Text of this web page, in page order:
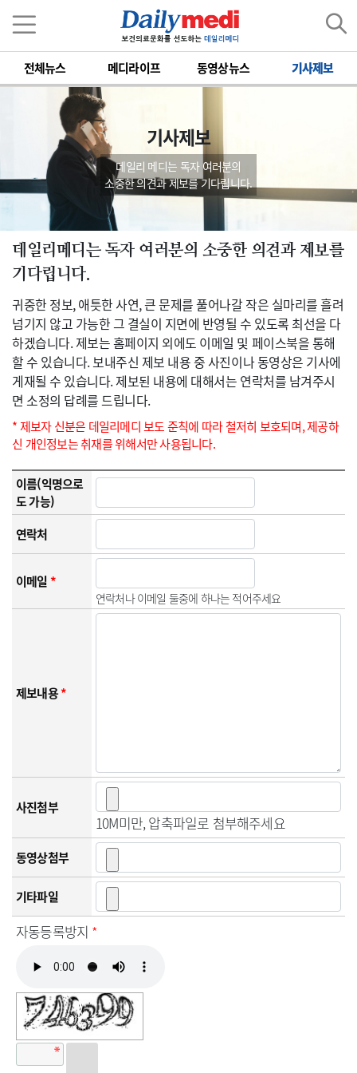
전체뉴스 메디라이프 동영상뉴스 기사제보
기사제보
데일리 메디는 독자 여러분의
소중한 의견과 제보를 기다립니다.
데일리메디는 독자 여러분의 소중한 의견과 제보를
기다립니다.
귀중한 정보, 애틋한 사연, 큰 문제를 풀어나갈 작은 실마리를 흘려
넘기지 않고 가능한 그 결실이 지면에 반영될 수 있도록 최선을 다
하겠습니다. 제보는 홈페이지 외에도 이메일 및 페이스북을 통해
할 수 있습니다. 보내주신 제보 내용 중 사진이나 동영상은 기사에
게재될 수 있습니다. 제보된 내용에 대해서는 연락처를 남겨주시
면 소정의 답례를 드립니다.
* 제보자 신분은 데일리메디 보도 준칙에 따라 철저히 보호되며, 제공하
신 개인정보는 취재를 위해서만 사용됩니다.
이름(익명으로
도 가능)
연락처
이메일*
연락처나 이메일 둘중에 하나는 적어주세요
제보내용*
사진첨부
10M미만, 압축파일로 첨부해주세요
동영상첨부
기타파일
자동등록방지 *